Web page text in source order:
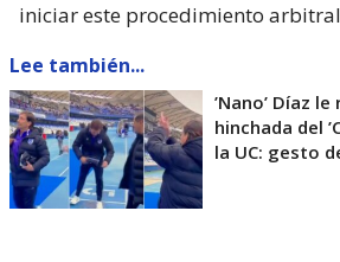
iniciar este procedimiento
Lee también...
’Nano’ Díaz
hinchada del
la UC: gesto